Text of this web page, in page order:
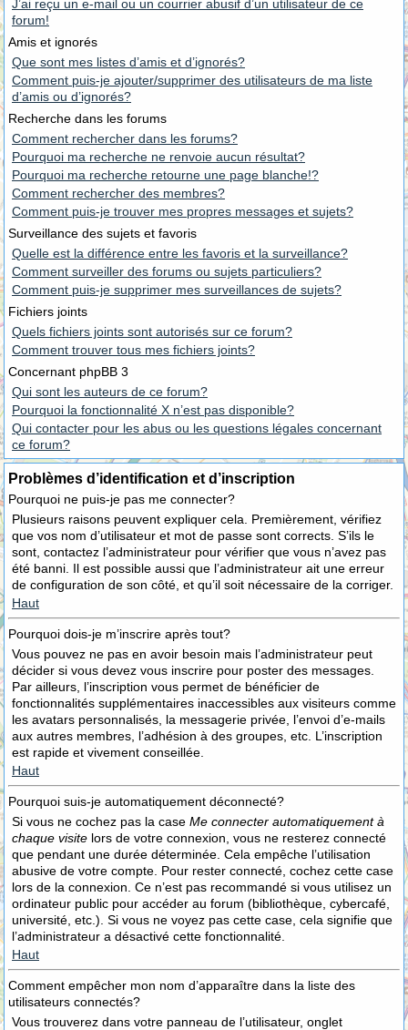
J’ai reçu un e-mail ou un courrier abusif d’un utilisateur de ce
forum!
Amis et ignorés
Que sont mes listes d’amis et d’ignorés?
Comment puis-je ajouter/supprimer des utilisateurs de ma liste
d’amis ou d’ignorés?
Recherche dans les forums
Comment rechercher dans les forums?
Pourquoi ma recherche ne renvoie aucun résultat?
Pourquoi ma recherche retourne une page blanche!?
Comment rechercher des membres?
Comment puis-je trouver mes propres messages et sujets?
Surveillance des sujets et favoris
Quelle est la différence entre les favoris et la surveillance?
Comment surveiller des forums ou sujets particuliers?
Comment puis-je supprimer mes surveillances de sujets?
Fichiers joints
Quels fichiers joints sont autorisés sur ce forum?
Comment trouver tous mes fichiers joints?
Concernant phpBB 3
Qui sont les auteurs de ce forum?
Pourquoi la fonctionnalité X n’est pas disponible?
Qui contacter pour les abus ou les questions légales concernant
ce forum?
Problèmes d’identification et d’inscription
Pourquoi ne puis-je pas me connecter?
Plusieurs raisons peuvent expliquer cela. Premièrement, vérifiez
que vos nom d’utilisateur et mot de passe sont corrects. S’ils le
sont, contactez l’administrateur pour vérifier que vous n’avez pas
été banni. Il est possible aussi que l’administrateur ait une erreur
de configuration de son côté, et qu’il soit nécessaire de la corriger.
Haut
Pourquoi dois-je m’inscrire après tout?
Vous pouvez ne pas en avoir besoin mais l’administrateur peut
décider si vous devez vous inscrire pour poster des messages.
Par ailleurs, l’inscription vous permet de bénéficier de
fonctionnalités supplémentaires inaccessibles aux visiteurs comme
les avatars personnalisés, la messagerie privée, l’envoi d’e-mails
aux autres membres, l’adhésion à des groupes, etc. L’inscription
est rapide et vivement conseillée.
Haut
Pourquoi suis-je automatiquement déconnecté?
Si vous ne cochez pas la case Me connecter automatiquement à
chaque visite lors de votre connexion, vous ne resterez connecté
que pendant une durée déterminée. Cela empêche l’utilisation
abusive de votre compte. Pour rester connecté, cochez cette case
lors de la connexion. Ce n’est pas recommandé si vous utilisez un
ordinateur public pour accéder au forum (bibliothèque, cybercafé,
université, etc.). Si vous ne voyez pas cette case, cela signifie que
l’administrateur a désactivé cette fonctionnalité.
Haut
Comment empêcher mon nom d’apparaître dans la liste des
utilisateurs connectés?
Vous trouverez dans votre panneau de l’utilisateur, onglet